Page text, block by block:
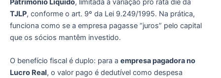
Patrimônio Líquido, limitada à variação pro rata die da
TJLP, conforme o art. 9º da Lei 9.249/1995. Na prática,
funciona como se a empresa pagasse “juros” pelo capital
que os sócios mantêm investido.
O benefício fiscal é duplo: para a empresa pagadora no
Lucro Real, o valor pago é dedutível como despesa